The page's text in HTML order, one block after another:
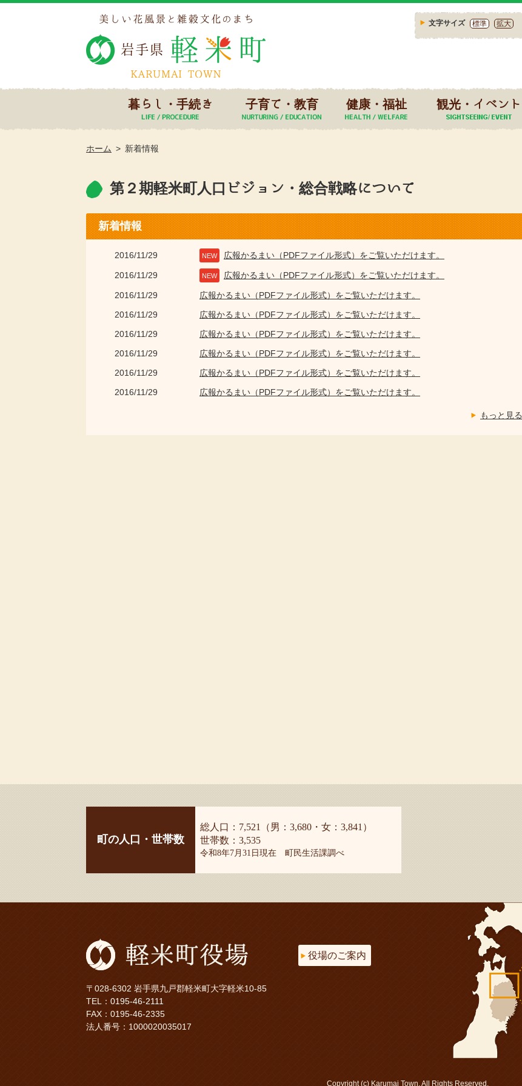
文字サイズ 標準 拡大
暮らし・手続き 子育て・教育 健康・福祉 観光・イベント
ホーム 新着情報
第２期軽米町人口ビジョン・総合戦略について
新着情報
2016/11/29 NEW 広報かるまい（PDFファイル形式）をご覧いただけます。
2016/11/29 NEW 広報かるまい（PDFファイル形式）をご覧いただけます。
2016/11/29
広報かるまい（PDFファイル形式）をご覧いただけます。
2016/11/29
広報かるまい（PDFファイル形式）をご覧いただけます。
2016/11/29
広報かるまい（PDFファイル形式）をご覧いただけます。
2016/11/29
広報かるまい（PDFファイル形式）をご覧いただけます。
2016/11/29
広報かるまい（PDFファイル形式）をご覧いただけます。
2016/11/29
広報かるまい（PDFファイル形式）をご覧いただけます。
もっと見る
町の人口・世帯数
総人口：7,521（男：3,680・女：3,841）
世帯数：3,535
令和8年7月31日現在 町民生活課調べ
〒028-6302 岩手県九戸郡軽米町大字軽米10-85
TEL： 0195-46-2111
FAX：0195-46-2335
法人番号：1000020035017
役場のご案内
Copyright (c) Karumai Town. All Rights Reserved.